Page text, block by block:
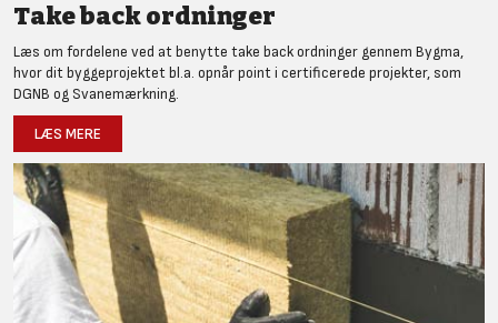
Take back ordninger
Læs om fordelene ved at benytte take back ordninger gennem Bygma,
hvor dit byggeprojektet bl.a. opnår point i certificerede projekter, som
DGNB og Svanemærkning.
LÆS MERE